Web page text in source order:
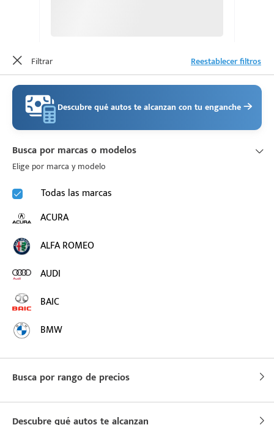
Filtrar Reestablecer filtros
Descubre qué autos te alcanzan con tu enganche
Busca por marcas o modelos
Elige por marca y modelo
Todas las marcas
ACURA
ALFA ROMEO
AUDI
BAIC
BMW
BUICK
BYD
CADILLAC
Busca por rango de precios
Descubre qué autos te alcanzan